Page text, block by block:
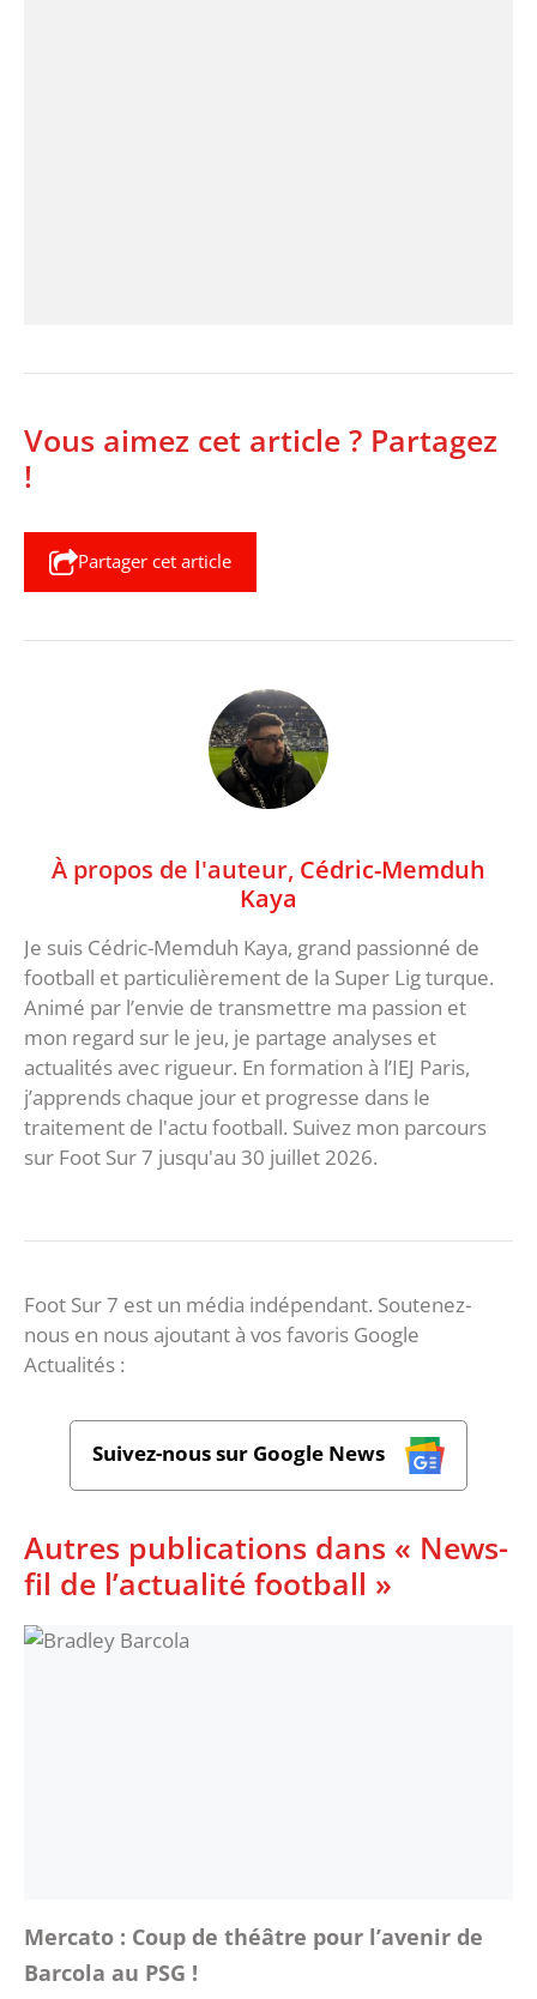
Vous aimez cet article ? Partagez
!
Partager cet article
À propos de l'auteur, Cédric-Memduh
Kaya
Je suis Cédric-Memduh Kaya, grand passionné de
football et particulièrement de la Super Lig turque.
Animé par l’envie de transmettre ma passion et
mon regard sur le jeu, je partage analyses et
actualités avec rigueur. En formation à l’IEJ Paris,
j’apprends chaque jour et progresse dans le
traitement de l'actu football. Suivez mon parcours
sur Foot Sur 7 jusqu'au 30 juillet 2026.
Foot Sur 7 est un média indépendant. Soutenez-
nous en nous ajoutant à vos favoris Google
Actualités :
Suivez-nous sur Google News
Autres publications dans « News-
fil de l’actualité football »
Mercato : Coup de théâtre pour l’avenir de
Barcola au PSG !